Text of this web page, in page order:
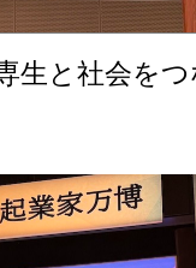
生と社会を